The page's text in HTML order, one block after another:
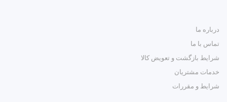
درباره ما
تماس با ما
شرایط بازگشت و تعویض کالا
خدمات مشتریان
شرایط و مقررات